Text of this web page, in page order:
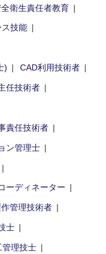
衛生責任者教育
技能
)
CAD利用技術者
任技術者
責任技術者
ン管理士
ーディネーター
管理技術者
士
理技士